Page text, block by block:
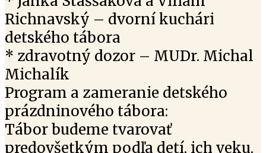
Richnavský – dvorní kuchári
detského tábora
* zdravotný dozor – MUDr. Michal
Michalík
Program a zameranie detského
prázdninového tábora:
Tábor budeme tvarovať
predovšetkým podľa detí, ich veku,